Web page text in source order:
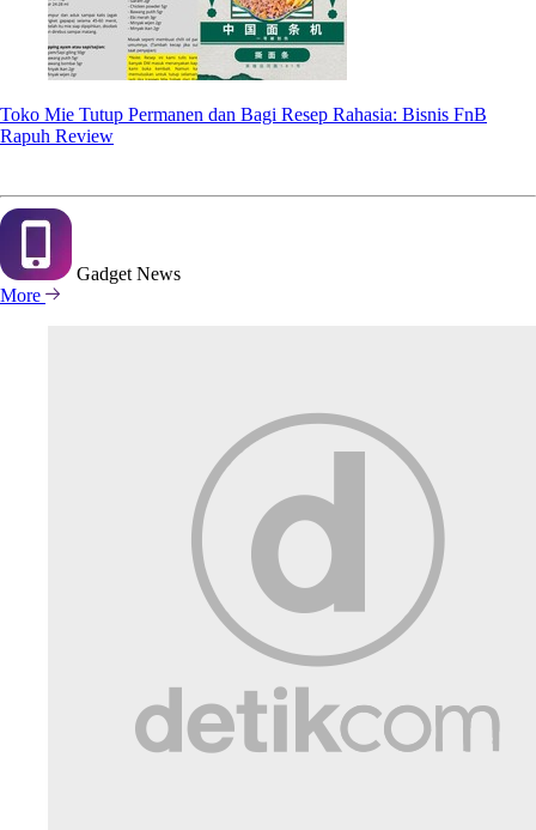
Toko Mie Tutup Permanen dan Bagi Resep Rahasia: Bisnis FnB
Rapuh Review
Gadget News
More